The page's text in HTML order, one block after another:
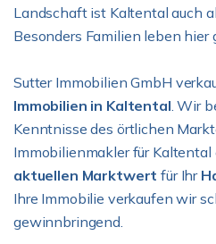
Landschaft ist Kaltental auch
Besonders Familien leben hier
Sutter Immobilien GmbH
Immobilien in Kaltental. Wir
Kenntnisse des örtlichen
Immobilienmakler für
aktuellen Marktwertfür Ihr
Ihre Immobilie verkaufen wir
gewinnbringend.